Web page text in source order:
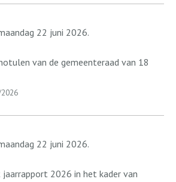
22 juni 2026.
van de gemeenteraad van 18
22 juni 2026.
jaarrapport 2026 in het kader van